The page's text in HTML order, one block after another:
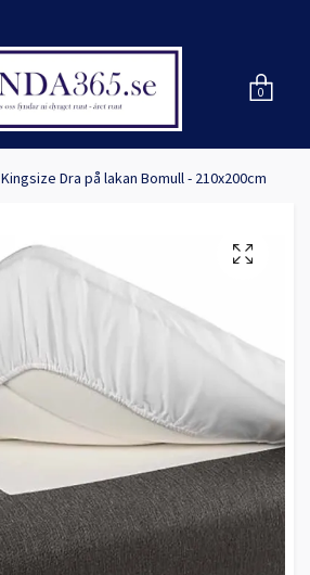
0
Kingsize Dra på lakan Bomull - 210x200cm